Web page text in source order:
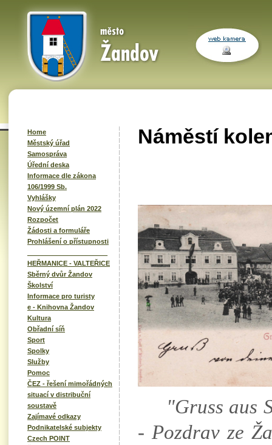
Home
Městský úřad
Samospráva
Úřední deska
Informace dle zákona
106/1999 Sb.
Vyhlášky
Nový územní plán 2022
Rozpočet
Žádosti a formuláře
Prohlášení o přístupnosti
HEŘMANICE - VALTEŘICE
Sběrný dvůr Žandov
Školství
Informace pro turisty
e - Knihovna Žandov
Kultura
Obřadní síň
Sport
Spolky
Služby
Pomoc
ČEZ - řešení mimořádných
situací v distribuční
soustavě
Zajímavé odkazy
Podnikatelské subjekty
Czech POINT
Náměstí
"Gruss aus
- Pozdrav ze